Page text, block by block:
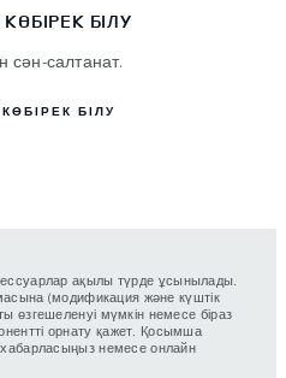
КӨБІРЕК БІЛУ
сән-салтанат.
БІЛУ
ақылы түрде ұсынылады.
(модификация және күштік
өзгешеленуі мүмкін немесе біраз
орнату қажет. Қосымша
немесе онлайн